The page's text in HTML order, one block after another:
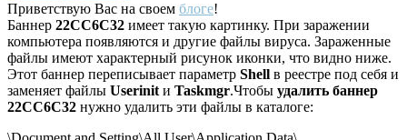
Приветствую Вас на своем блоге!
Баннер 22CC6C32 имеет такую картинку. При заражении
компьютера появляются и другие файлы вируса. Зараженные
файлы имеют характерный рисунок иконки, что видно ниже.
Этот баннер переписывает параметр Shell в реестре под себя и
заменяет файлы Userinit и Taskmgr.Чтобы удалить баннер
22CC6C32 нужно удалить эти файлы в каталоге: